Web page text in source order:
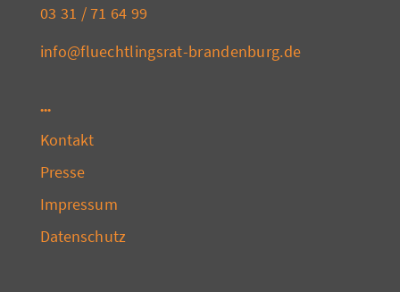
03 31 / 71 64 99
info@fluechtlingsrat-brandenburg.de
Kontakt
Presse
Impressum
Datenschutz